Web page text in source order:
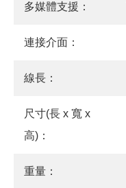
多媒體支援：
連接介面：
線長：
尺寸(長 x 寬 x
高)：
重量：